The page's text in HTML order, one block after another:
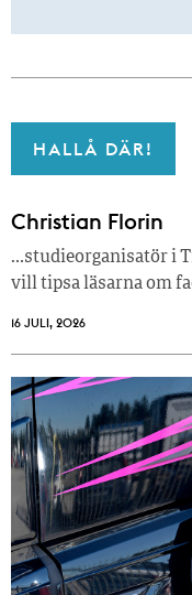
HALLÅ DÄR!
Christian Florin
…studieorganisatör i
vill tipsa läsarna om
16 JULI, 2026